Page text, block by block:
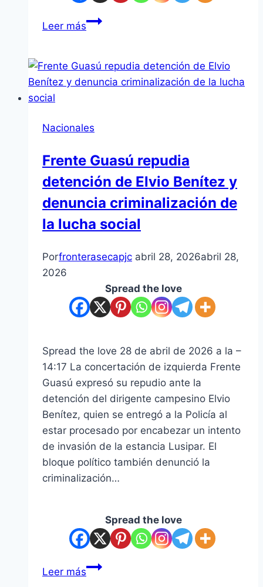
Leer másAreguá:
la
ANDE
reclamos
Nacionales
Frente Guasú repudia
detención de Elvio Benítez y
denuncia criminalización de
la lucha social
Porfronterasecapjc abril 28, 2026abril 28,
2026
Spread the love
Spread the love 28 de abril de 2026 a la –
14:17 La concertación de izquierda Frente
Guasú expresó su repudio ante la
detención del dirigente campesino Elvio
Benítez, quien se entregó a la Policía al
estar procesado por encabezar un intento
de invasión de la estancia Lusipar. El
bloque político también denunció la
criminalización…
Spread the love
Leer másFrente